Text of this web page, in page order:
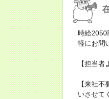
時給2050
軽にお問
【担当
【来社
いさせて